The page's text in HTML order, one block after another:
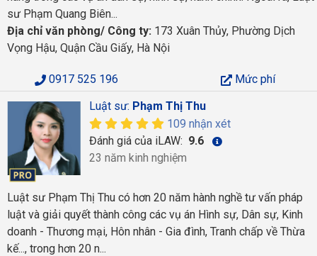
sư Phạm Quang Biên...
Địa chỉ văn phòng/ Công ty: 173 Xuân Thủy, Phường Dịch
Vọng Hậu, Quận Cầu Giấy, Hà Nội
0917 525 196
Mức phí
Luật sư: Phạm Thị Thu
109 nhận xét
Đánh giá của iLAW: 9.6
23 năm kinh nghiệm
Luật sư Phạm Thị Thu có hơn 20 năm hành nghề tư vấn pháp
luật và giải quyết thành công các vụ án Hình sự, Dân sự, Kinh
doanh - Thương mại, Hôn nhân - Gia đình, Tranh chấp về Thừa
kế..., trong hơn 20 n...